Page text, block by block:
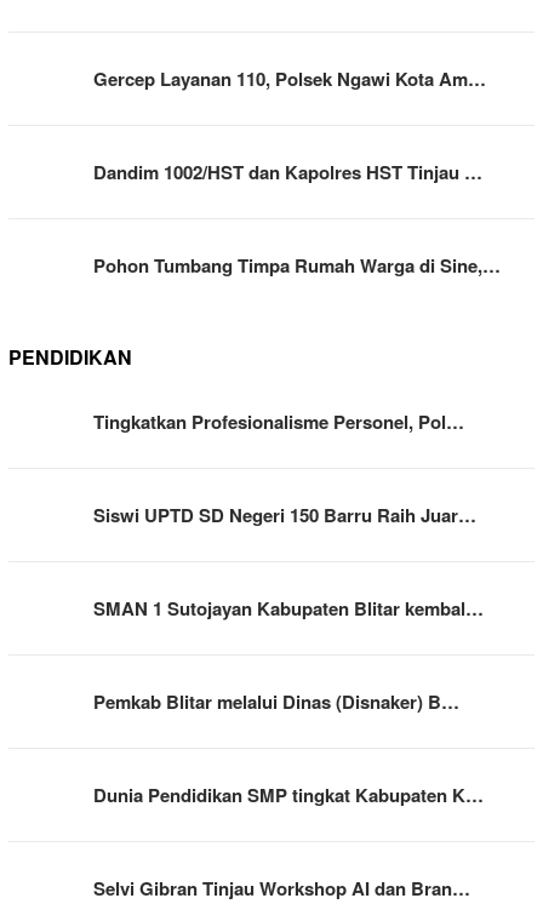
Gercep Layanan 110, Polsek Ngawi Kota Am…
Dandim 1002/HST dan Kapolres HST Tinjau …
Pohon Tumbang Timpa Rumah Warga di Sine,…
PENDIDIKAN
Tingkatkan Profesionalisme Personel, Pol…
Siswi UPTD SD Negeri 150 Barru Raih Juar…
SMAN 1 Sutojayan Kabupaten Blitar kembal…
Pemkab Blitar melalui Dinas (Disnaker) B…
Dunia Pendidikan SMP tingkat Kabupaten K…
Selvi Gibran Tinjau Workshop AI dan Bran…